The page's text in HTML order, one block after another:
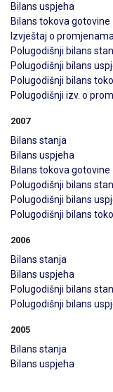
Bilans uspjeha
Bilans tokova gotovine
Izvještaj o
Polugodišnji bilans
Polugodišnji bilans
Polugodišnji bilans
Polugodišnji izv. o
2007
Bilans stanja
Bilans uspjeha
Bilans tokova gotovine
Polugodišnji bilans
Polugodišnji bilans
Polugodišnji bilans
2006
Bilans stanja
Bilans uspjeha
Polugodišnji bilans
Polugodišnji bilans
2005
Bilans stanja
Bilans uspjeha